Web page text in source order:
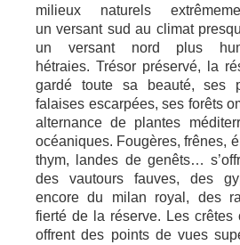
milieux naturels
un versant sud au climat
un versant nord plus
hétraies. Trésor préservé, la
gardé toute sa beauté, ses
falaises escarpées, ses forêts
alternance de plantes
océaniques. Fougères, frênes,
thym, landes de genêts…
des vautours fauves, des
encore du milan royal, des
fierté de la réserve. Les crêtes
offrent des points de vues